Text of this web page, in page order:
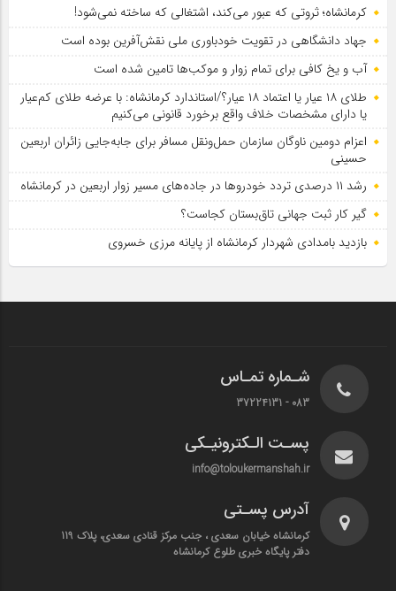
کرمانشاه؛ ثروتی که عبور می‌کند، اشتغالی که ساخته نمی‌شود!
جهاد دانشگاهی در تقویت خودباوری ملی نقش‌آفرین بوده است
آب و یخ کافی برای تمام زوار و موکب‌ها تامین شده است
طلای ۱۸ عیار یا اعتماد ۱۸ عیار؟/استاندارد کرمانشاه: با عرضه طلای کم‌عیار
یا دارای مشخصات خلاف واقع برخورد قانونی می‌کنیم
اعزام دومین ناوگان سازمان حمل‌ونقل مسافر برای جابه‌جایی زائران اربعین
حسینی
رشد ۱۱ درصدی تردد خودروها در جاده‌های مسیر زوار اربعین در کرمانشاه
گیر کار ثبت جهانی تاق‌بستان کجاست؟
بازدید بامدادی شهردار کرمانشاه از پایانه مرزی خسروی
شـماره تمـاس
083 - 37224131
پسـت الـکترونیـکی
info@toloukermanshah.ir
آدرس پسـتی
کرمانشاه خیابان سعدی ، جنب مرکز قنادی سعدی، پلاک 119
دفتر پایگاه خبری طلوع کرمانشاه